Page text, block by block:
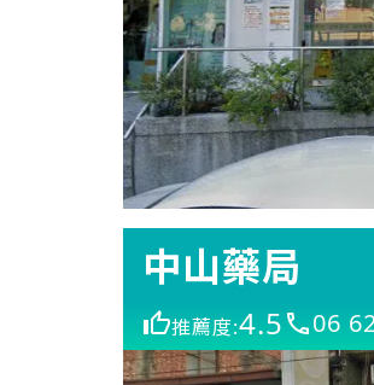
中山藥局
推薦度:4.5 06